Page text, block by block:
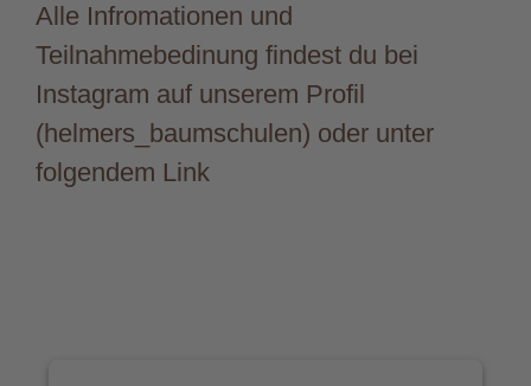
Alle Infromationen und
Teilnahmebedinung findest du bei
Instagram auf unserem Profil
(helmers_baumschulen) oder unter
folgendem Link